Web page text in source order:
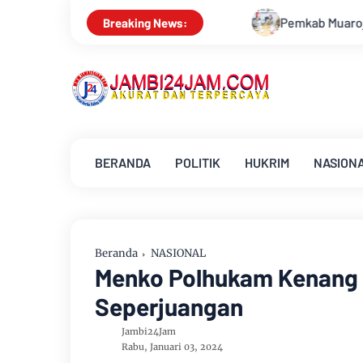
Breaking News:
Pemkab Muarojambi Mediasi Konflik PT Sinar Agro
BERANDA POLITIK HUKRIM
Beranda NASIONAL
Menko Polhukam
Seperjuangan
Jambi24Jam
Rabu, Januari 03, 2024